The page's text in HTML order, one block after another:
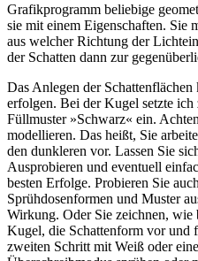
Grafikprogramm beliebige
sie mit einem Eigenschaften. Sie
aus welcher Richtung der
der Schatten dann zur
Das Anlegen der
erfolgen. Bei der Kugel setzte
Füllmuster »Schwarz« ein.
modellieren. Das heißt, Sie
den dunkleren vor. Lassen Sie
Ausprobieren und eventuell
besten Erfolge. Probieren Sie
Sprühdosenformen und Muster
Wirkung. Oder Sie zeichnen, wie
Kugel, die Schattenform vor und
zweiten Schritt mit Weiß oder